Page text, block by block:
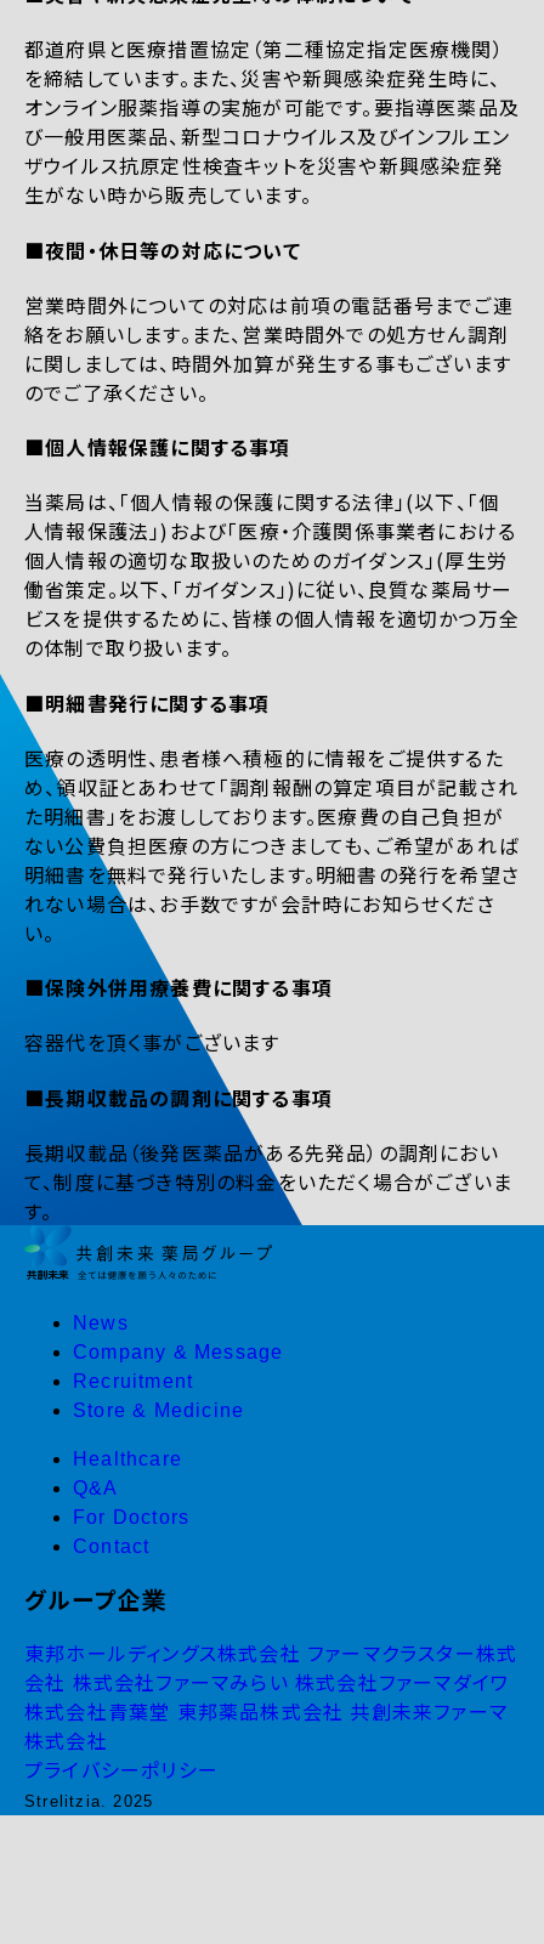
都道府県と医療措置協定（第二種協定指定医療機関）
を締結しています。また、災害や新興感染症発生時に、
オンライン服薬指導の実施が可能です。要指導医薬品及
び一般用医薬品、新型コロナウイルス及びインフルエン
ザウイルス抗原定性検査キットを災害や新興感染症発
生がない時から販売しています。
■夜間・休日等の対応について
営業時間外についての対応は前項の電話番号までご連
絡をお願いします。また、営業時間外での処方せん調剤
に関しましては、時間外加算が発生する事もございます
のでご了承ください。
■個人情報保護に関する事項
当薬局は、「個人情報の保護に関する法律」(以下、「個
人情報保護法」)および「医療・介護関係事業者における
個人情報の適切な取扱いのためのガイダンス」(厚生労
働省策定。以下、「ガイダンス」)に従い、良質な薬局サー
ビスを提供するために、皆様の個人情報を適切かつ万全
の体制で取り扱います。
■明細書発行に関する事項
医療の透明性、患者様へ積極的に情報をご提供するた
め、領収証とあわせて「調剤報酬の算定項目が記載され
た明細書」をお渡ししております。医療費の自己負担が
ない公費負担医療の方につきましても、ご希望があれば
明細書を無料で発行いたします。明細書の発行を希望さ
れない場合は、お手数ですが会計時にお知らせくださ
い。
■保険外併用療養費に関する事項
容器代を頂く事がございます
■長期収載品の調剤に関する事項
長期収載品（後発医薬品がある先発品）の調剤におい
て、制度に基づき特別の料金をいただく場合がございま
す。
News
Company & Message
Recruitment
Store & Medicine
Healthcare
Q&A
For Doctors
Contact
グループ企業
東邦ホールディングス株式会社 ファーマクラスター株式
会社 株式会社ファーマみらい 株式会社ファーマダイワ
株式会社青葉堂 東邦薬品株式会社 共創未来ファーマ
株式会社
プライバシーポリシー
Strelitzia. 2025